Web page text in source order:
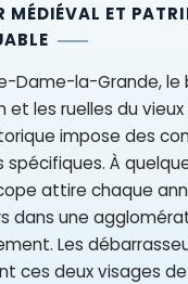
MÉDIÉVAL ET
Dame-la-Grande,
et les ruelles du vieux
impose des
spécifiques. À
attire chaque
dans une
Les
ces deux visages de